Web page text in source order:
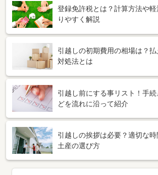
登録免許税とは？計算方法や
りやすく解説
引越しの初期費用の相場は？
対処法とは
引越し前にする事リスト！手
どを流れに沿って紹介
引越しの挨拶は必要？適切な
土産の選び方